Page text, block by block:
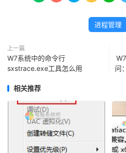
进程管理
上一篇
W7系统中的命令行
sxstrace.exe工具怎么用
问
相关推荐